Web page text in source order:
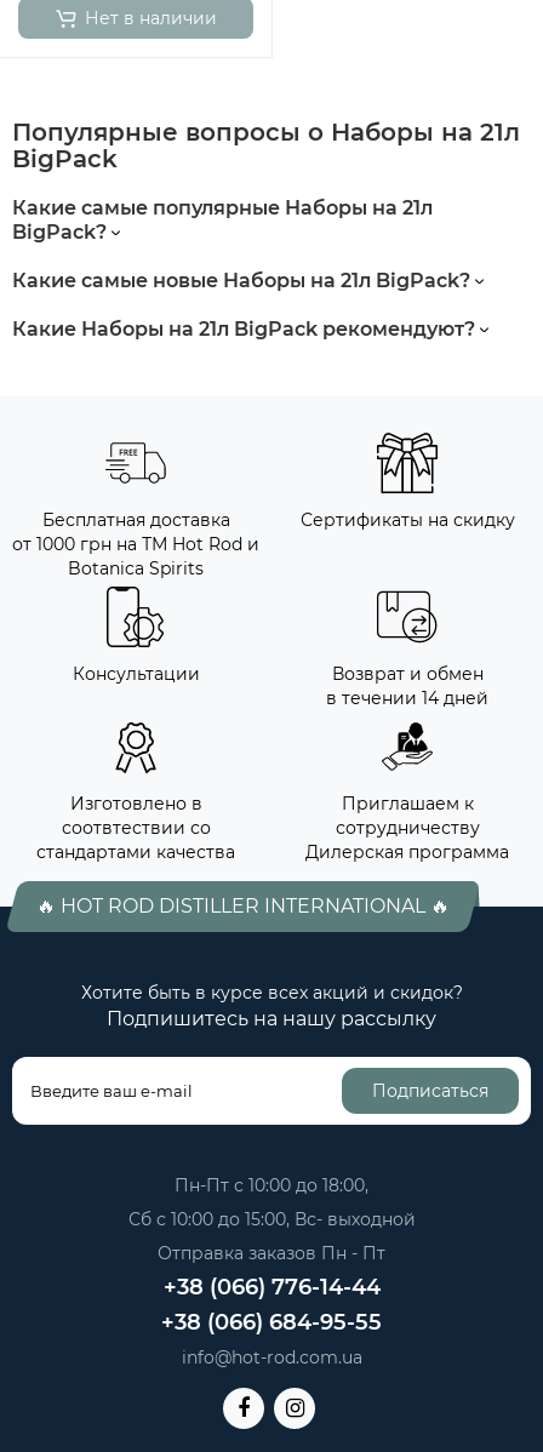
Нет в наличии
Популярные вопросы о Наборы на 21л
BigPack
Какие самые популярные Наборы на 21л
BigPack?
Какие самые новые Наборы на 21л BigPack?
Какие Наборы на 21л BigPack рекомендуют?
Бесплатная доставка
от 1000 грн на ТМ Hot Rod и
Botanica Spirits
Сертификаты на скидку
Консультации
Возврат и обмен
в течении 14 дней
Изготовлено в
соотвтествии со
стандартами качества
Приглашаем к
сотрудничеству
Дилерская программа
🔥 HOT ROD DISTILLER INTERNATIONAL 🔥
Хотите быть в курсе всех акций и скидок?
Подпишитесь на нашу рассылку
Подписаться
Пн-Пт с 10:00 до 18:00,
Сб с 10:00 до 15:00, Вс- выходной
Отправка заказов Пн - Пт
+38 (066) 776-14-44
+38 (066) 684-95-55
info@hot-rod.com.ua